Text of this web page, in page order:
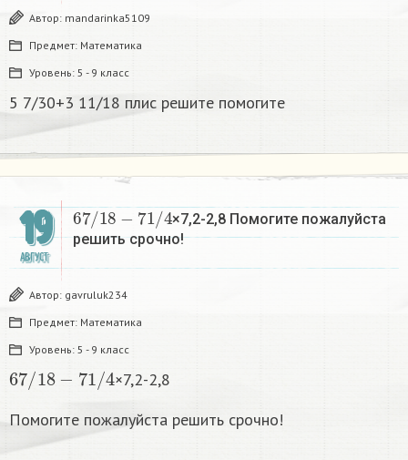
Автор: mandarinka5109
Предмет: Математика
Уровень: 5 - 9 класс
5 7/30+3 11/18 плис решите помогите
19
АВГУСТ
67/18−71/4
×7,2-2,8 Помогите пожалуйста
решить срочно!
Автор: gavruluk234
Предмет: Математика
Уровень: 5 - 9 класс
67 / 18 1 4
×7,2-2,8
Помогите пожалуйста решить срочно!